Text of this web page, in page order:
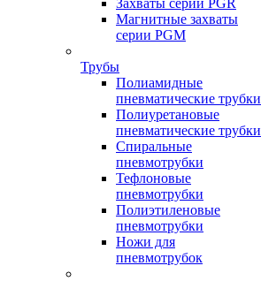
Захваты серии PGR
Магнитные захваты
серии PGM
Трубы
Полиамидные
пневматические трубки
Полиуретановые
пневматические трубки
Спиральные
пневмотрубки
Тефлоновые
пневмотрубки
Полиэтиленовые
пневмотрубки
Ножи для
пневмотрубок